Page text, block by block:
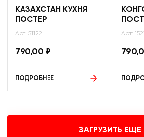
КАЗАХСТАН КУХНЯ
ПОСТЕР
Арт: 51122
790,00 ₽
ПОДРОБНЕЕ
Арт:
ЗАГРУЗИТЬ ЕЩЕ